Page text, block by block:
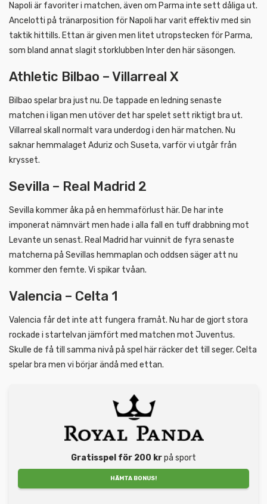
Napoli är favoriter i matchen, även om Parma inte sett dåliga ut.
Ancelotti på tränarposition för Napoli har varit effektiv med sin
taktik hittills. Ettan är given men litet utropstecken för Parma,
som bland annat slagit storklubben Inter den här säsongen.
Athletic Bilbao – Villarreal X
Bilbao spelar bra just nu. De tappade en ledning senaste
matchen i ligan men utöver det har spelet sett riktigt bra ut.
Villarreal skall normalt vara underdog i den här matchen. Nu
saknar hemmalaget Aduriz och Suseta, varför vi utgår från
krysset.
Sevilla – Real Madrid 2
Sevilla kommer åka på en hemmaförlust här. De har inte
imponerat nämnvärt men hade i alla fall en tuff drabbning mot
Levante un senast. Real Madrid har vuinnit de fyra senaste
matcherna på Sevillas hemmaplan och oddsen säger att nu
kommer den femte. Vi spikar tvåan.
Valencia – Celta 1
Valencia får det inte att fungera framåt. Nu har de gjort stora
rockade i startelvan jämfört med matchen mot Juventus.
Skulle de få till samma nivå på spel här räcker det till seger. Celta
spelar bra men vi börjar ändå med ettan.
Gratisspel för 200 krpå sport
HÄMTA BONUS!